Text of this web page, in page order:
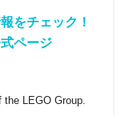
をチェック！
ページ
LEGO Group.